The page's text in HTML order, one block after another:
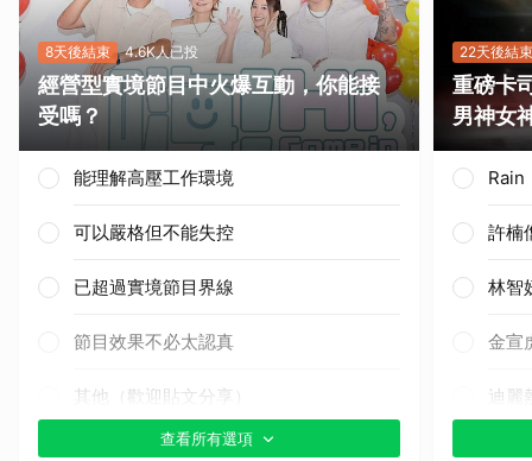
8天後結束 4.6K人已投
經營型實境節目中火爆互動，你能接
受嗎？
能理解高壓工作環境
可以嚴格但不能失控
已超過實境節目界線
節目效果不必太認真
其他（歡迎貼文分享）
查看所有選項
22天後結束
重磅卡
男神女
Rain
許楠
林智
金宣
迪麗